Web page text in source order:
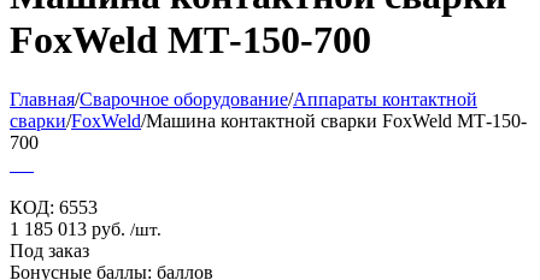
FoxWeld МТ-150-700
Главная/Сварочное оборудование/Аппараты контактной
сварки/FoxWeld/Машина контактной сварки FoxWeld МТ-150-
700
КОД: 6553
1 185 013 руб. /шт.
Под заказ
Бонусные баллы: баллов